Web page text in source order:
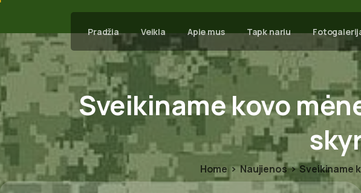
Pradžia Veikla Apie mus Tapk nariu
Sveikinamekovo
Home Naujienos Sveikiname